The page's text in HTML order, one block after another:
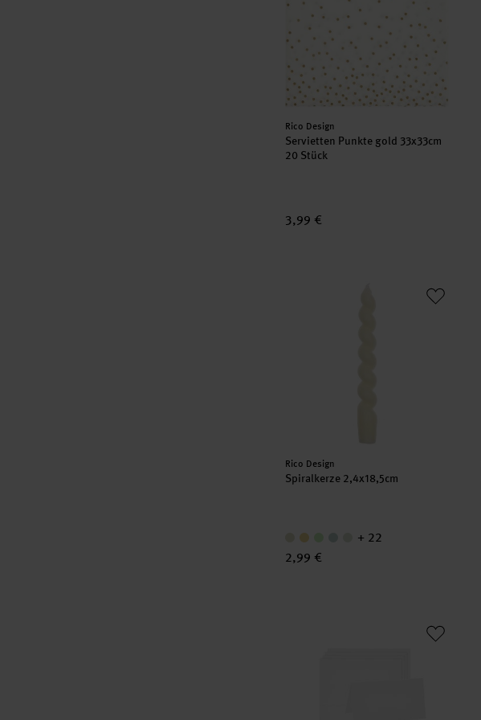
Hersteller:
Rico Design
Servietten Punkte gold 33x33cm
20 Stück
3,99 €
Hersteller:
Rico Design
Spiralkerze 2,4x18,5cm
+ 22
2,99 €